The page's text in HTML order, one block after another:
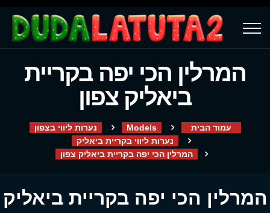
המרלין הכי יפה בקריית
ביאליק צפון
עמוד הבית Models
נערות ליווי בצפון
נערות ליווי בקריית ביאליק
המרלין הכי יפה בקריית ביאליק צפון
המרלין הכי יפה בקריית ביאליק